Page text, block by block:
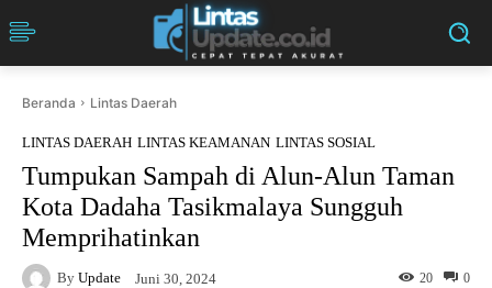
Beranda Lintas Daerah
LINTAS DAERAH LINTAS KEAMANAN LINTAS SOSIAL
Tumpukan Sampah di Alun-Alun Taman
Kota Dadaha Tasikmalaya Sungguh
Memprihatinkan
By Update Juni 30, 2024 0
20